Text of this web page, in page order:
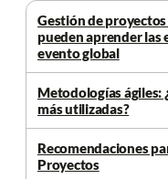
Gestión de
pueden aprender las
evento global
Metodologías ágiles:
más utilizadas?
Recomendaciones
Proyectos